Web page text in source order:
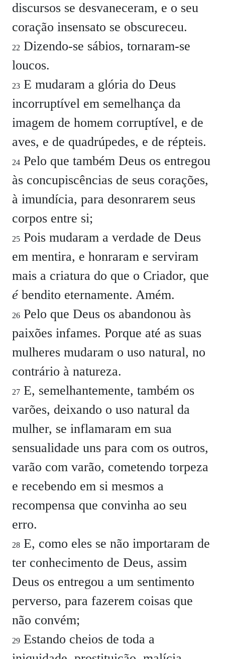
discursos se desvaneceram, e o seu
coração insensato se obscureceu.
22 Dizendo-se sábios, tornaram-se
loucos.
23 E mudaram a glória do Deus
incorruptível em semelhança da
imagem de homem corruptível, e de
aves, e de quadrúpedes, e de répteis.
24 Pelo que também Deus os entregou
às concupiscências de seus corações,
à imundícia, para desonrarem seus
corpos entre si;
25 Pois mudaram a verdade de Deus
em mentira, e honraram e serviram
mais a criatura do que o Criador, que
ébendito eternamente. Amém.
26 Pelo que Deus os abandonou às
paixões infames. Porque até as suas
mulheres mudaram o uso natural, no
contrário à natureza.
27 E, semelhantemente, também os
varões, deixando o uso natural da
mulher, se inflamaram em sua
sensualidade uns para com os outros,
varão com varão, cometendo torpeza
e recebendo em si mesmos a
recompensa que convinha ao seu
erro.
28 E, como eles se não importaram de
ter conhecimento de Deus, assim
Deus os entregou a um sentimento
perverso, para fazerem coisas que
não convém;
29 Estando cheios de toda a